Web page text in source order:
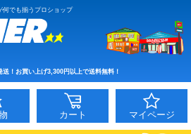
何でも揃うプロショップ
送！お買い上げ3,300円以上で送料無料！
カート マイページ